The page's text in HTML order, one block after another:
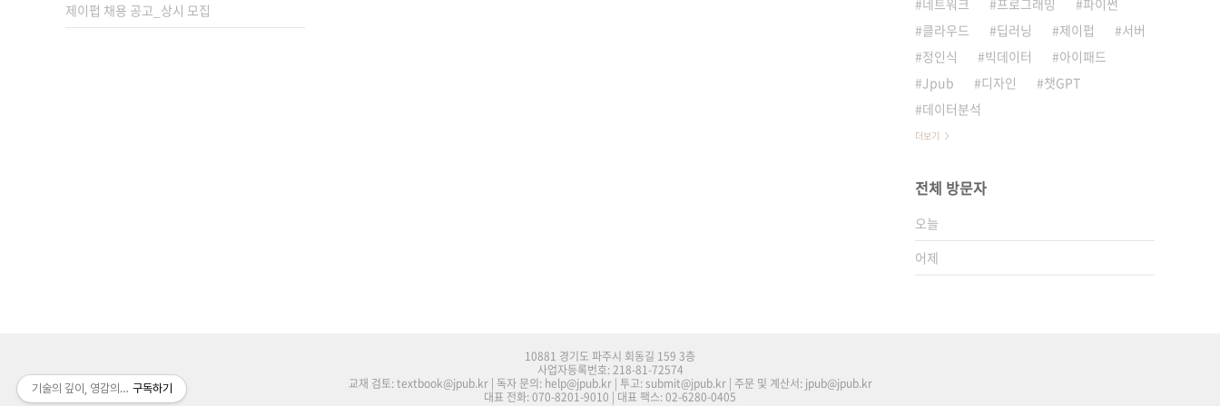
제이펍 채용 공고_상시 모집
네트워크
프로그래밍
파이썬
클라우드
딥러닝 제이펍
서버
정인식
빅데이터
아이패드
Jpub
디자인
챗GPT
데이터분석
더보기
전체 방문자
오늘
어제
10881 경기도 파주시 회동길 159 3층
사업자등록번호: 218-81-72574
교재 검토: textbook@jpub.kr | 독자 문의: help@jpub.kr | 투고: submit@jpub.kr | 주문 및 계산서: jpub@jpub.kr
대표 전화: 070-8201-9010 | 대표 팩스: 02-6280-0405
기술의 깊이, 영감의 높이, 배움의 너비
구독하기